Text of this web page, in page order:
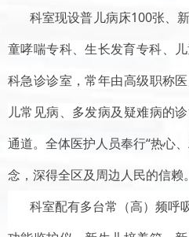
科室现设普儿病床100张、
童哮喘专科、生长发育专科、
科急诊诊室 ，常年由高级职称
儿常见病、多发病及 疑难病的
通道。 全体医护人员奉行“热心
念，深得全区及周边人民的信赖。
科室配有多台常 （高） 频呼